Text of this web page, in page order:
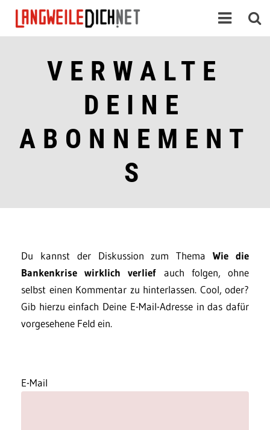
VERWALTE
DEINE
ABONNEMENT
S
Du kannst der Diskussion zum ThemaWie die
Bankenkrise wirklich verlief auch folgen, ohne
selbst einen Kommentar zu hinterlassen. Cool, oder?
Gib hierzu einfach Deine E-Mail-Adresse in das dafür
vorgesehene Feld ein.
E-Mail